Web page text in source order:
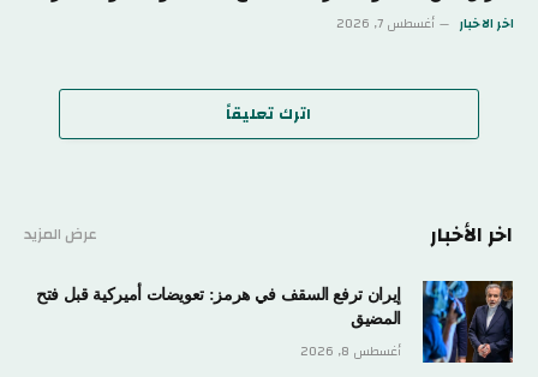
اخر الاخبار أغسطس 7, 2026
اترك تعليقاً
اخر الأخبار عرض المزيد
إيران ترفع السقف في هرمز: تعويضات أميركية قبل فتح
المضيق
أغسطس 8, 2026